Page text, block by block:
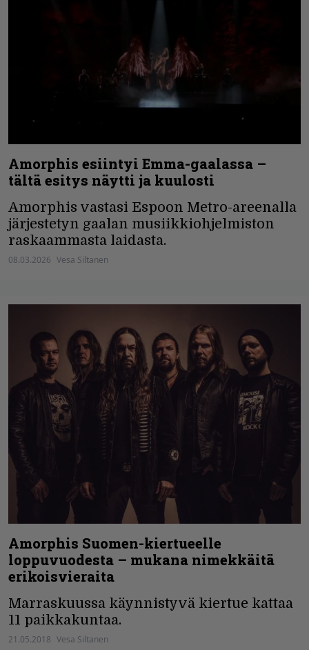
Amorphis esiintyi Emma-gaalassa –
tältä esitys näytti ja kuulosti
Amorphis vastasi Espoon Metro-areenalla
järjestetyn gaalan musiikkiohjelmiston
raskaammasta laidasta.
08.03.2026 Vesa Siltanen
Amorphis Suomen-kiertueelle
loppuvuodesta – mukana nimekkäitä
erikoisvieraita
Marraskuussa käynnistyvä kiertue kattaa
11 paikkakuntaa.
21.05.2018 Vesa Siltanen